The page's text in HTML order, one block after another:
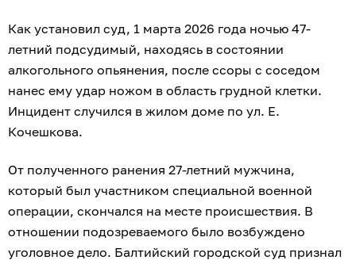
Как установил суд, 1 марта 2026 года ночью 47-
летний подсудимый, находясь в состоянии
алкогольного опьянения, после ссоры с соседом
нанес ему удар ножом в область грудной клетки.
Инцидент случился в жилом доме по ул. Е.
Кочешкова.
От полученного ранения 27-летний мужчина,
который был участником специальной военной
операции, скончался на месте происшествия. В
отношении подозреваемого было возбуждено
уголовное дело. Балтийский городской суд признал